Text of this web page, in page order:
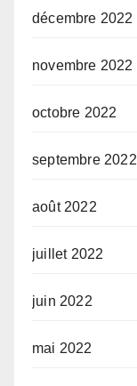
décembre 2022
novembre 2022
octobre 2022
septembre 2022
août 2022
juillet 2022
juin 2022
mai 2022